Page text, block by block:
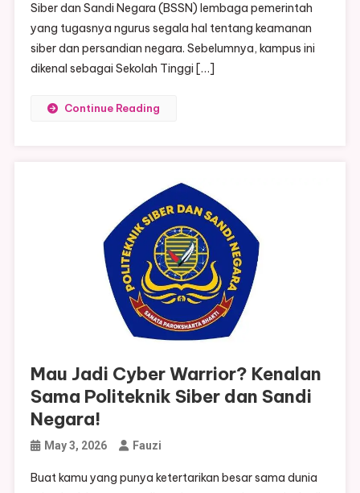
Siber dan Sandi Negara (BSSN) lembaga pemerintah
yang tugasnya ngurus segala hal tentang keamanan
siber dan persandian negara. Sebelumnya, kampus ini
dikenal sebagai Sekolah Tinggi […]
Continue Reading
Mau Jadi Cyber Warrior? Kenalan
Sama Politeknik Siber dan Sandi
Negara!
May 3, 2026 Fauzi
Buat kamu yang punya ketertarikan besar sama dunia